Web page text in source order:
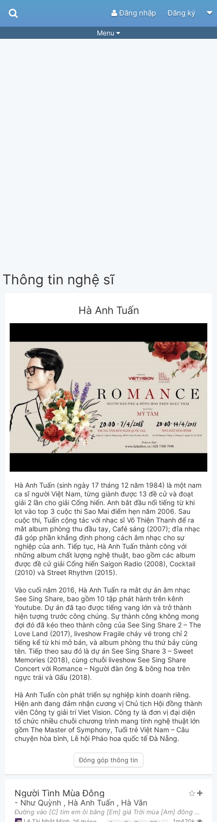
Đăng nhập Đăng ký
Menu
Thông tin nghệ sĩ
Hà Anh Tuấn
Hà Anh Tuấn (sinh ngày 17 tháng 12 năm 1984) là một nam
ca sĩ người Việt Nam, từng giành được 13 đề cử và đoạt
giải 2 lần cho giải Cống hiến. Anh bắt đầu nổi tiếng từ khi
lọt vào top 3 cuộc thi Sao Mai điểm hẹn năm 2006. Sau
cuộc thi, Tuấn cộng tác với nhạc sĩ Võ Thiện Thanh để ra
mắt album phòng thu đầu tay, Café sáng (2007); đĩa nhạc
đã góp phần khẳng định phong cách âm nhạc cho sự
nghiệp của anh. Tiếp tục, Hà Anh Tuấn thành công với
những album chất lượng nghệ thuật, bao gồm các album
được đề cử giải Cống hiến Saigon Radio (2008), Cocktail
(2010) và Street Rhythm (2015).
Vào cuối năm 2016, Hà Anh Tuấn ra mắt dự án âm nhạc
See Sing Share, bao gồm 10 tập phát hành trên kênh
Youtube. Dự án đã tạo được tiếng vang lớn và trở thành
hiện tượng trước công chúng. Sự thành công không mong
đợi đó đã kéo theo thành công của See Sing Share 2 – The
Love Land (2017), liveshow Fragile cháy vé trong chỉ 2
tiếng kể từ khi mở bán, và album phòng thu thứ bảy cùng
tên. Tiếp theo sau đó là dự án See Sing Share 3 – Sweet
Memories (2018), cùng chuỗi liveshow See Sing Share
Concert với Romance – Người đàn ông & bông hoa trên
ngực trái và Gấu (2018).
Hà Anh Tuấn còn phát triển sự nghiệp kinh doanh riêng.
Hiện anh đang đảm nhận cương vị Chủ tịch Hội đồng thành
viên Công ty giải trí Viet Vision. Công ty là đơn vị đại diện
tổ chức nhiều chuỗi chương trình mang tính nghệ thuật lớn
gồm The Master of Symphony, Tuổi trẻ Việt Nam – Câu
chuyện hòa bình, Lễ hội Pháo hoa quốc tế Đà Nẵng.
Đóng góp thông tin
Người Tình Mùa Đông
- Như Quỳnh , Hà Anh Tuấn , Hà Vân
Đường vào [C] tim em ôi băng [Em] giá Trời mùa [Am] đông mây vẫn hay đi [Em] về Vẫn [Dm] mưa mưa